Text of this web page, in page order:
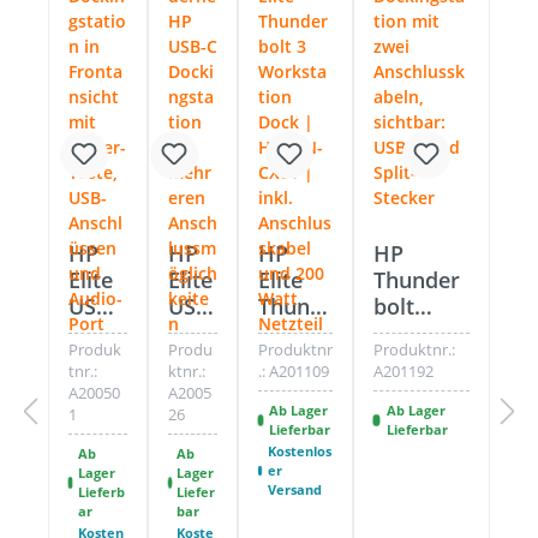
HP
Elite
USB-
C G4
Docki
ng
Stati
on |
ohne
Zube
hör
Produk
tnr.:
A20050
1
Ab
Lager
Lieferb
ar
Kosten
HP
Elite
USB-
C
Doc
k
Doc
king
stati
on
G2
Produ
ktnr.:
A2005
26
Ab
Lager
Liefer
bar
Koste
HP
Elite
Thund
erbolt
3 Dock
|
HSTNN
-CX01
| ohne
Anschl
Produktnr
.:A201109
Ab Lager
Lieferbar
Kostenlos
er
Versand
HP
Thunder
bolt
Dock
230W G2
- Split
Cable -
Dockings
Produktnr.:
A201192
Ab Lager
Lieferbar